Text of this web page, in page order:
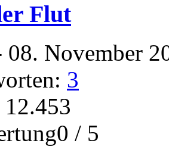
Flut
08. November
3
/ 5